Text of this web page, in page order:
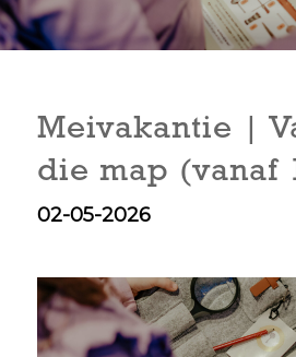
Meivakantie |
die map (vanaf
02-05-2026